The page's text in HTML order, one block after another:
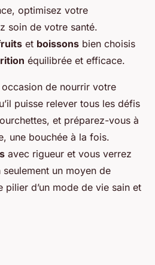
optimisez votre
soin de votre santé.
et boissons bien choisis
équilibrée et efficace.
occasion de nourrir votre
puisse relever tous les défis
et préparez-vous à
une bouchée à la fois.
avec rigueur et vous verrez
un moyen de
pilier d’un mode de vie sain et